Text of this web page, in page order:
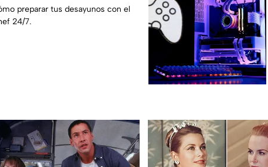
preparar tus desayunos con el
24/7.